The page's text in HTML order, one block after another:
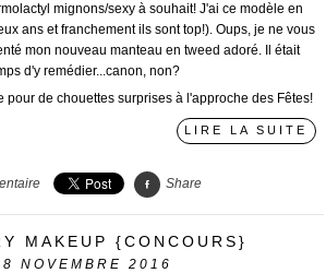
mignons/sexy à souhait! J'ai ce modèle en
ans et franchement ils sont top!). Oups, je ne vous
mon nouveau manteau en tweed adoré. Il était
d'y remédier...canon, non?
pour de chouettes surprises à l'approche des Fêtes!
LIRE LA SUITE
Share
MAKEUP {CONCOURS}
NOVEMBRE 2016